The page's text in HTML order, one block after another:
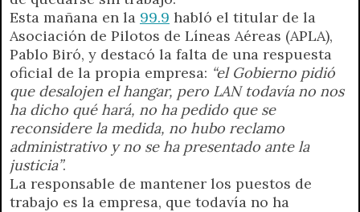
Esta mañana en la 99.9 habló el titular de la
Asociación de Pilotos de Líneas Aéreas (APLA),
Pablo Biró, y destacó la falta de una respuesta
oficial de la propia empresa: “el Gobierno pidió
que desalojen el hangar, pero LAN todavía no nos
ha dicho qué hará, no ha pedido que se
reconsidere la medida, no hubo reclamo
administrativo y no se ha presentado ante la
justicia”.
La responsable de mantener los puestos de
trabajo es la empresa, que todavía no ha